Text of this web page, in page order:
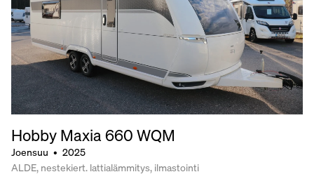
Hobby Maxia 660 WQM
Joensuu • 2025
ALDE, nestekiert. lattialämmitys, ilmastointi